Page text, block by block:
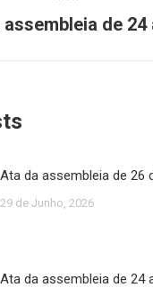
Next de 24
Ata da assembleia de 26
29 de Junho, 2026
Ata da assembleia de 24